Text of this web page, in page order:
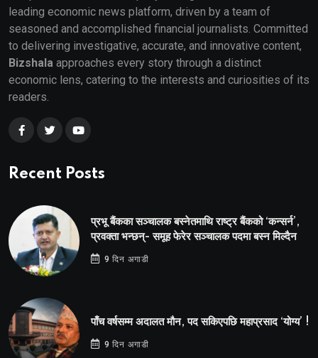
leading economic news platform, driven by a team of
seasoned and accomplished financial journalists. Committed
to delivering investigative, accurate, and innovative content,
Bizshala approaches every story through a distinct
economic lens, catering to the interests and curiosities of its
readers.
Recent Posts
प्रभू बैंकका सञ्चालक बस्नेतमाथि राष्ट्र बैंकको ‘कन्सर्न’,
प्रवक्ता भन्छन्- समूह फेरेर सञ्चालक पदमा बस्न मिल्दैन
9 दिन अगाडी
पाँच वर्षसम्म अदालत मौन, पद सकिएपछि महाप्रसाद ‘योग्य’ !
9 दिन अगाडी